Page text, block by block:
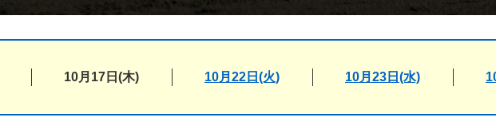
10月17日(木) 10月22日(火) 10月23日(水)